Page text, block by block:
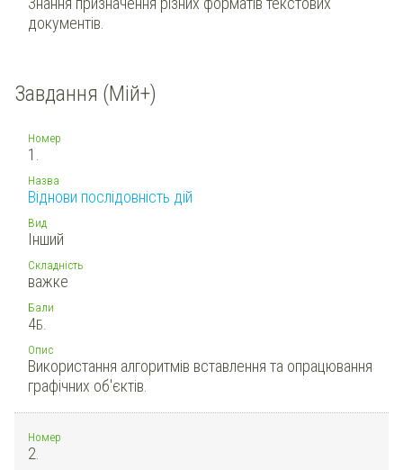
документів.
Завдання (Мій+)
Номер
1.
Назва
Віднови послідовність дій
Вид
Інший
Складність
важке
Бали
4Б.
Опис
Використання алгоритмів вставлення та опрацювання
графічних об'єктів.
Номер
2.